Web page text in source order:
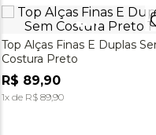
Top Alças Finas E Duplas
Costura Preto
R$ 89,90
1x de R$ 89,90